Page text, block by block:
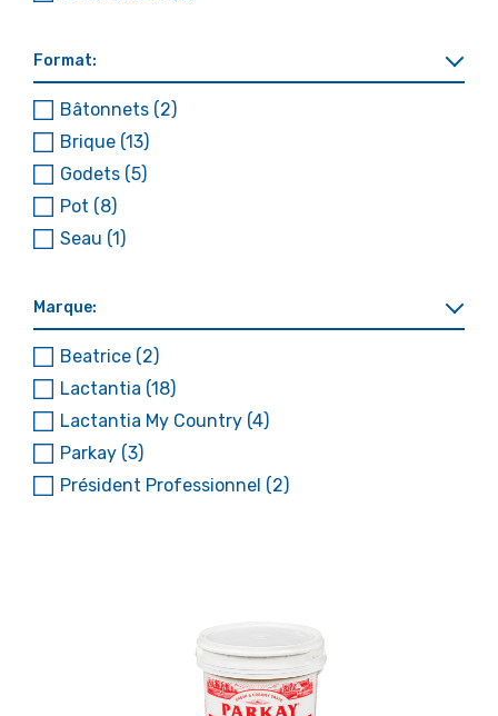
Format:
Bâtonnets (2)
Brique (13)
Godets (5)
Pot (8)
Seau (1)
Marque:
Beatrice (2)
Lactantia (18)
Lactantia My Country (4)
Parkay (3)
Président Professionnel (2)